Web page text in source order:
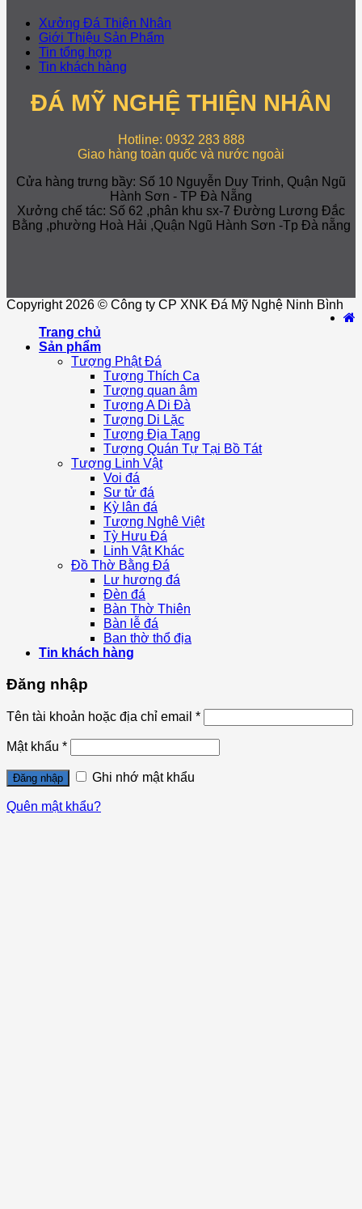
Xưởng Đá Thiện Nhân
Giới Thiệu Sản Phẩm
Tin tổng hợp
Tin khách hàng
ĐÁ MỸ NGHỆ THIỆN NHÂN
Hotline: 0932 283 888
Giao hàng toàn quốc và nước ngoài
Cửa hàng trưng bầy: Số 10 Nguyễn Duy Trinh, Quận Ngũ
Hành Sơn - TP Đà Nẵng
Xưởng chế tác: Số 62 ,phân khu sx-7 Đường Lương Đắc
Bằng ,phường Hoà Hải ,Quận Ngũ Hành Sơn -Tp Đà nẵng
Copyright 2026 © Công ty CP XNK Đá Mỹ Nghệ Ninh Bình
Trang chủ
Sản phẩm
Tượng Phật Đá
Tượng Thích Ca
Tượng quan âm
Tượng A Di Đà
Tượng Di Lặc
Tượng Địa Tạng
Tượng Quán Tự Tại Bồ Tát
Tượng Linh Vật
Voi đá
Sư tử đá
Kỳ lân đá
Tượng Nghê Việt
Tỳ Hưu Đá
Linh Vật Khác
Đồ Thờ Bằng Đá
Lư hương đá
Đèn đá
Bàn Thờ Thiên
Bàn lễ đá
Ban thờ thổ địa
Tin khách hàng
Đăng nhập
Tên tài khoản hoặc địa chỉ email *
Mật khẩu *
Đăng nhập Ghi nhớ mật khẩu
Quên mật khẩu?